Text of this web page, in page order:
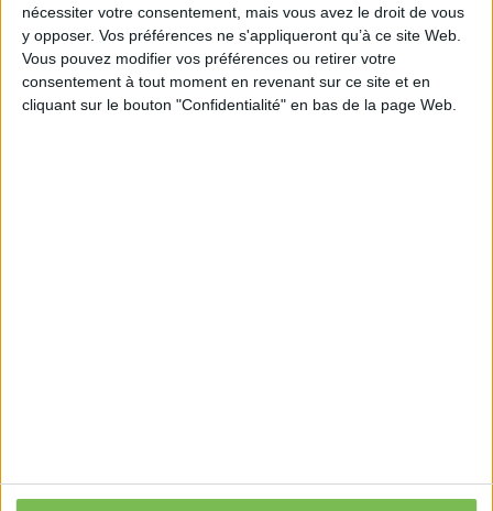
nécessiter votre consentement, mais vous avez le droit de vous
y opposer. Vos préférences ne s'appliqueront qu’à ce site Web.
Vous pouvez modifier vos préférences ou retirer votre
consentement à tout moment en revenant sur ce site et en
cliquant sur le bouton "Confidentialité" en bas de la page Web.
https://www.actusoins.com/355517/infirmiers-
liberaux-un-nouveau-calendrier-pour-le-
deploiement-du-bsi.html
Je sécurise mon activité